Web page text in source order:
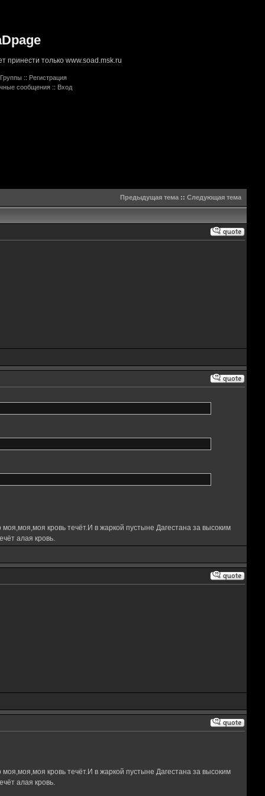
принести только www.soad.msk.ru
Группы :: Регистрация
сообщения :: Вход
Предыдущая тема:: Следующая тема
кровь течёт.И в жаркой пустыне Дагестана за высоким
алая кровь.
кровь течёт.И в жаркой пустыне Дагестана за высоким
алая кровь.